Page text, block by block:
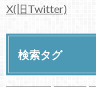
X(旧Twitter)
検索タグ